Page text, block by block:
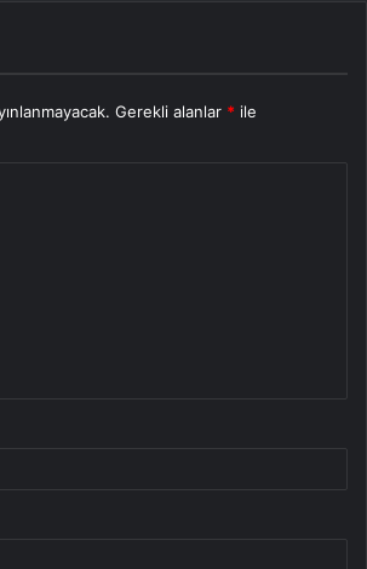
Gerekli alanlar * ile